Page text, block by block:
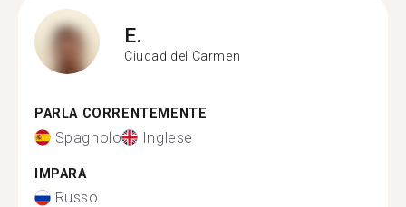
E.
Ciudad del Carmen
PARLA CORRENTEMENTE
Spagnolo Inglese
IMPARA
Russo